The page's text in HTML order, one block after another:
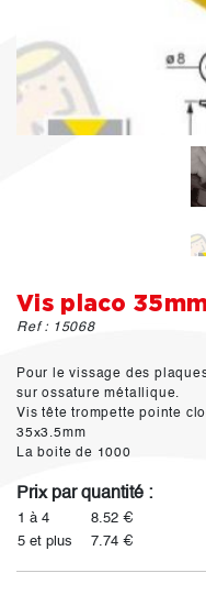
Vis placo
Ref : 15068
Pour le vissage des
sur ossature métallique.
Vis tête trompette pointe
35x3.5mm
La boite de 1000
Prix par quantité :
1 à 4
8.52 €
5 et plus
7.74 €